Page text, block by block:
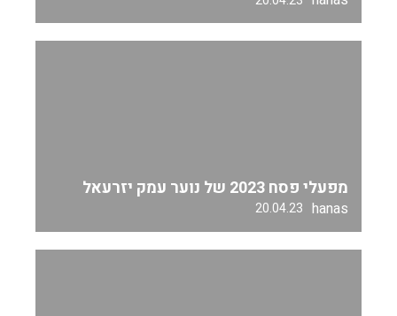
מפעלי פסח 2023 של נוער עמק יזרעאל
hanas
20.04.23